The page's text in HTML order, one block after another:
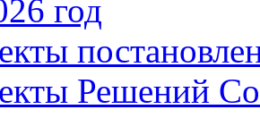
год
Решений